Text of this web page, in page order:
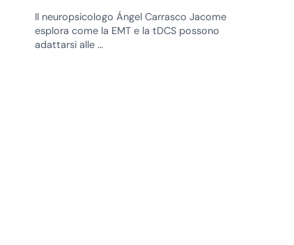
Il neuropsicologo Ángel Carrasco Jacome
esplora come la EMT e la tDCS possono
adattarsi alle …